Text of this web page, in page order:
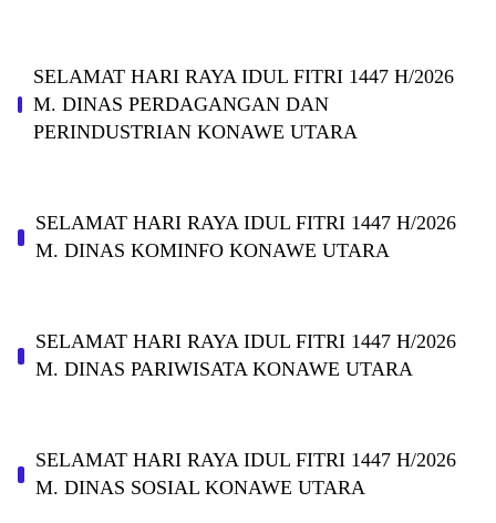
SELAMAT HARI RAYA IDUL FITRI 1447 H/2026
M. DINAS PERDAGANGAN DAN
PERINDUSTRIAN KONAWE UTARA
SELAMAT HARI RAYA IDUL FITRI 1447 H/2026
M. DINAS KOMINFO KONAWE UTARA
SELAMAT HARI RAYA IDUL FITRI 1447 H/2026
M. DINAS PARIWISATA KONAWE UTARA
SELAMAT HARI RAYA IDUL FITRI 1447 H/2026
M. DINAS SOSIAL KONAWE UTARA